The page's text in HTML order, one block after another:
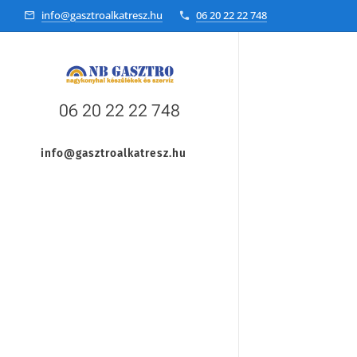
info@gasztroalkatresz.hu 06 20 22 22 748
06 20 22 22 748
info@gasztroalkatresz.hu